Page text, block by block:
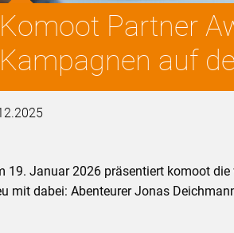
Komoot Partner
Kampagnen auf
19. Januar 2026 präsentiert komoot
mit dabei: Abenteurer Jonas